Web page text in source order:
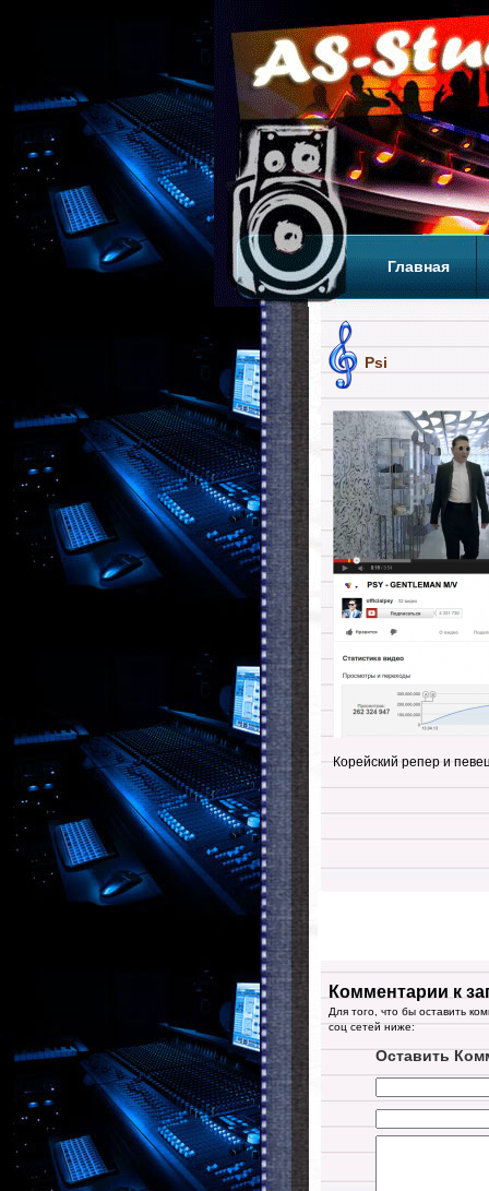
Главная
Psi
Корейский репер и
Комментарии к
Для того, что бы оставить
соц сетей ниже:
Оставить